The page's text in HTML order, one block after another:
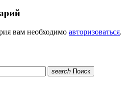
вам необходимо авторизоваться.
search Поиск